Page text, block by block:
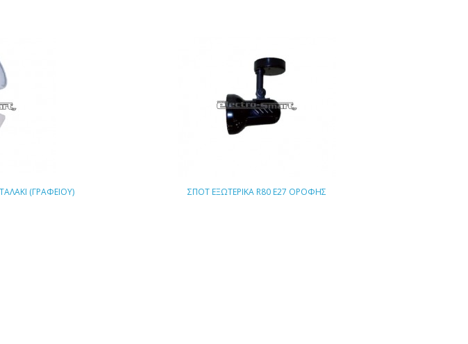
(ΓΡΑΦΕΙΟΥ) ΣΠΟΤ ΕΞΩΤΕΡΙΚΑ R80 E27 ΟΡΟΦΗΣ